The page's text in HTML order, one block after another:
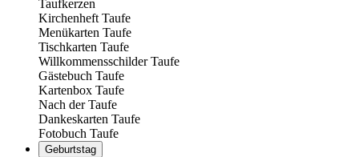
Taufkerzen
Kirchenheft Taufe
Menükarten Taufe
Tischkarten Taufe
Willkommensschilder Taufe
Gästebuch Taufe
Kartenbox Taufe
Nach der Taufe
Dankeskarten Taufe
Fotobuch Taufe
Geburtstag